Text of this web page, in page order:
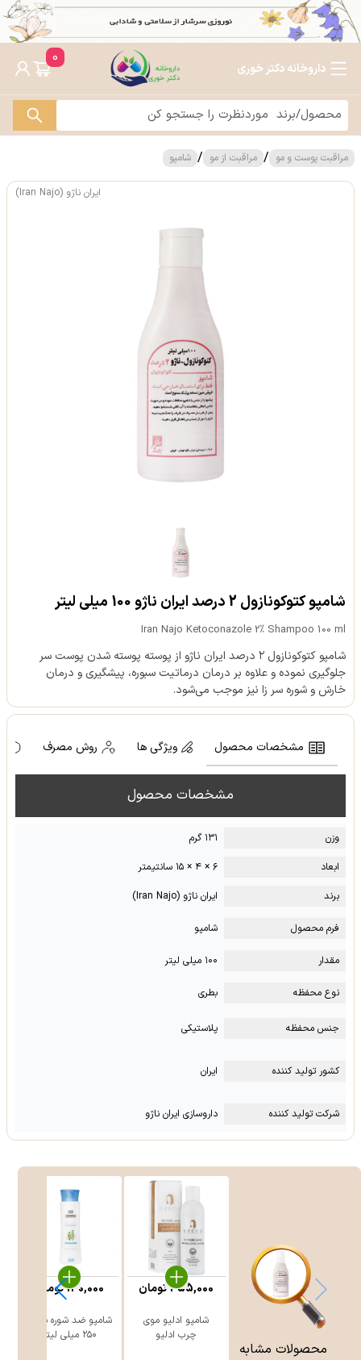
داروخانه دکتر خوری
0
مراقبت پوست و مو / مراقبت از مو / شامپو
ایران ناژو (Iran Najo)
شامپو کتوکونازول 2 درصد ایران ناژو 100 میلی لیتر
Iran Najo Ketoconazole 2% Shampoo 100 ml
شامپو کتوکونازول ۲ درصد ایران ناژو از پوسته پوسته شدن پوست سر
جلوگیری نموده و علاوه بر درمان درماتیت سبوره، پیشگیری و درمان
خارش و شوره سر زا نیز موجب می‌شود.
مشخصات محصول ویژگی ها روش مصرف
مشخصات محصول
وزن
۱۳۱ گرم
ابعاد
۶ × ۴ × ۱۵ سانتیمتر
برند
ایران ناژو (Iran Najo)
فرم محصول شامپو
مقدار ۱۰۰ میلی لیتر
نوع محفظه بطری
جنس محفظه پلاستیکی
کشور تولید کننده ایران
شرکت تولید کننده داروسازی ایران ناژو
محصولات مشابه
شامپو ادلیو موی
چرب ادلیو
455,000تومان
شامپو ضد شوره سینره
۲۵۰ میلی لیتر
130,000تومان